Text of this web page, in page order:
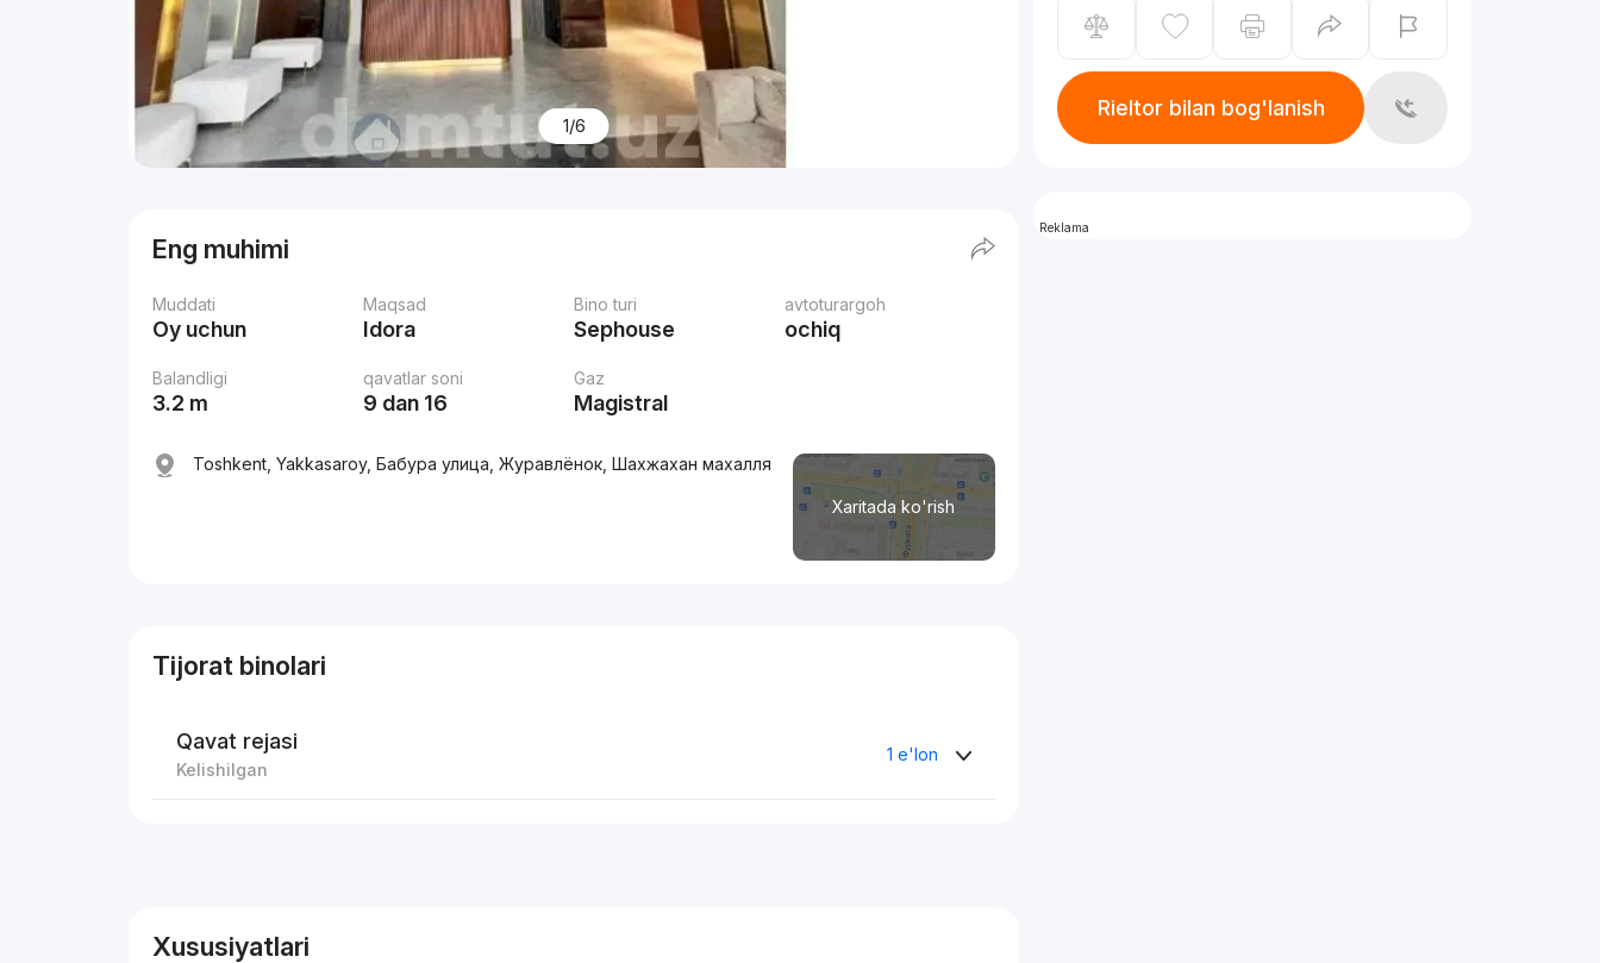
1/6
Eng muhimi
Muddati
Oy uchun
Maqsad
Idora
Bino turi
Sephouse
avtoturargoh
ochiq
Balandligi
3.2 m
qavatlar soni
9 dan 16
Gaz
Magistral
Xaritada ko'rish
Toshkent, Yakkasaroy, Бабура улица, Журавлёнок, Шахжахан махалля
Tijorat binolari
Qavat rejasi
Kelishilgan
1 e'lon
Xususiyatlari
Rieltor bilan bog'lanish
Reklama